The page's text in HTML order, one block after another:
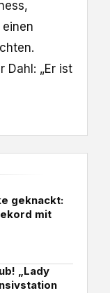
Dahl: „Er ist
geknackt:
mit
„Lady